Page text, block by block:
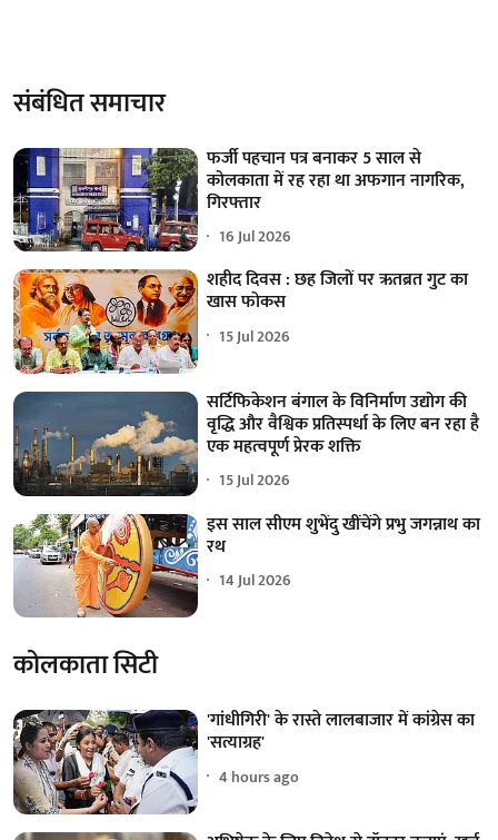
संबंधित समाचार
फर्जी पहचान पत्र बनाकर 5 साल से
कोलकाता में रह रहा था अफगान नागरिक,
गिरफ्तार
16 Jul 2026
शहीद दिवस : छह जिलों पर ऋतब्रत गुट का
खास फोकस
15 Jul 2026
सर्टिफिकेशन बंगाल के विनिर्माण उद्योग की
वृद्धि और वैश्विक प्रतिस्पर्धा के लिए बन रहा है
एक महत्वपूर्ण प्रेरक शक्ति
15 Jul 2026
इस साल सीएम शुभेंदु खींचेंगे प्रभु जगन्नाथ का
रथ
14 Jul 2026
कोलकाता सिटी
'गांधीगिरी' के रास्ते लालबाजार में कांग्रेस का
'सत्याग्रह'
4 hours ago